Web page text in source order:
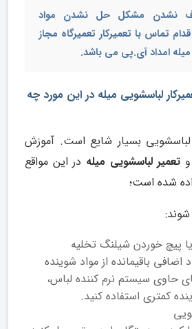
نشدن مشکل حل نشدن مواد
تماس با تعمیرکار تعمیرگاه مجاز
امداد آی.پی می باشد.
لباسشویی میله در این مورد چه
بسیار شایع است. آموزش
تعمیر لباسشویی میله در این مواقع
شده است؛
شوند:
پیچ خوردن شیلنگ تخلیه
باقیمانده از مواد شوینده
حاوی سیستم نرم کننده لباس،
کمتری استفاده کنید.